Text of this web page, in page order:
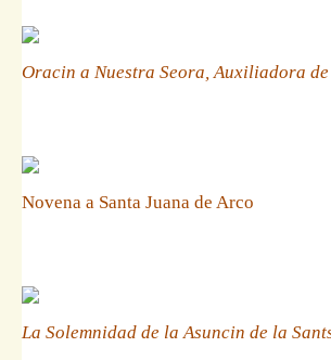
Oracin a Nuestra Seora, Auxiliadora de
Novena a Santa Juana de Arco
La Solemnidad de la Asuncin de la